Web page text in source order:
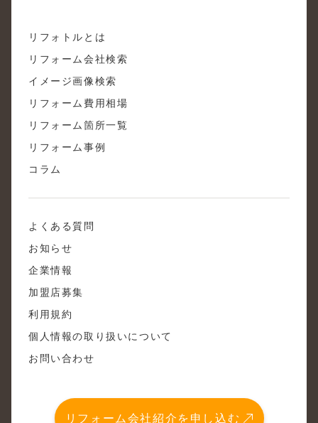
リフォトルとは
リフォーム会社検索
イメージ画像検索
リフォーム費用相場
リフォーム箇所一覧
リフォーム事例
コラム
よくある質問
お知らせ
企業情報
加盟店募集
利用規約
個人情報の取り扱いについて
お問い合わせ
リフォーム会社紹介を申し込む